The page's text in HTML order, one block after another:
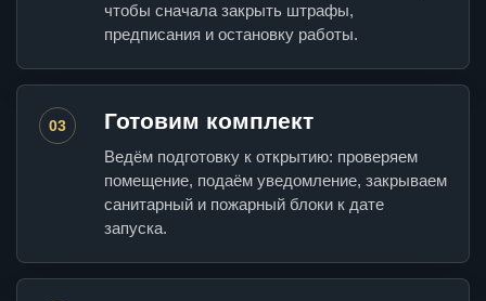
чтобы сначала закрыть штрафы,
предписания и остановку работы.
03 Готовим комплект
Ведём подготовку к открытию: проверяем
помещение, подаём уведомление, закрываем
санитарный и пожарный блоки к дате
запуска.